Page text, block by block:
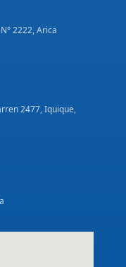
2222, Arica
2477, Iquique,